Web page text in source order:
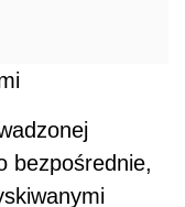
bezpośrednie,